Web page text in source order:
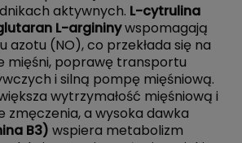
aktywnych. L-cytrulina
L-argininywspomagają
azotu (NO), co przekłada się na
mięśni, poprawę transportu
i silną pompę mięśniową.
wytrzymałość mięśniową i
zmęczenia, a wysoka dawka
B3) wspiera metabolizm